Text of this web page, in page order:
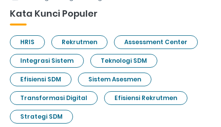
Kata Kunci Populer
HRIS Rekrutmen Assessment Center
Integrasi Sistem Teknologi SDM
Efisiensi SDM Sistem Asesmen
Transformasi Digital Efisiensi Rekrutmen
Strategi SDM